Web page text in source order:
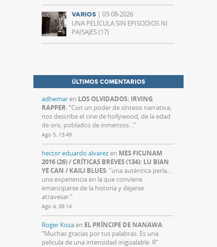
VARIOS | 03-08-2026
UNA PELÍCULA SIN EPISODIOS NI
PAISAJES (17)
ÚLTIMOS COMENTARIOS
adhemaren LOS OLVIDADOS: IRVING
RAPPER: “Con un poder de síntesis narrativa,
nos describe el cine de hollywood, de la edad
de oro, poblados de inmensos…”
Ago 5, 13:49
hector eduardo alvarezen MES FICUNAM
2016 (26) / CRÍTICAS BREVES (134): LU BIAN
YE CAN / KAILI BLUES: “una auténtica perla…
una experiencia en la que conviene
emanciparse de la historia y dejarse
atravesar.”
Ago 4, 08:14
Roger Kozaen EL PRÍNCIPE DE NANAWA:
“Muchas gracias por tus palabras. Es una
película de una intensidad inigualable. R”